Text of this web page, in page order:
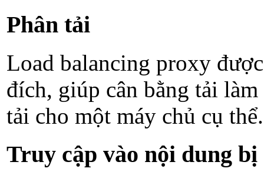
Phân tải
Load balancing proxy
đích, giúp cân bằng tải
tải cho một máy chủ cụ thể.
Truy cập vào nội dung bị